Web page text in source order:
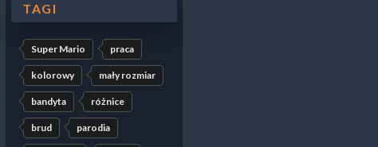
TAGI
Super Mario praca
kolorowy mały rozmiar
bandyta różnice
brud parodia